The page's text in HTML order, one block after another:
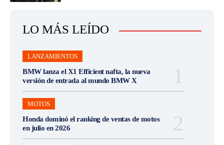
LO MÁS LEÍDO
LANZAMIENTOS
BMW lanza el X1 Efficient nafta, la nueva
versión de entrada al mundo BMW X
MOTOS
Honda dominó el ranking de ventas de motos
en julio en 2026